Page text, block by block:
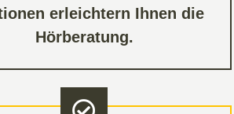
erleichtern Ihnen die
Hörberatung.